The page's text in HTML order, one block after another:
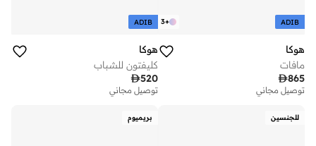
+
3 ADIB
هوكا
مافات
865
توصيل مجاني
ADIB
هوكا
كليفتون للشباب
520
توصيل مجاني
للجنسين بريميوم